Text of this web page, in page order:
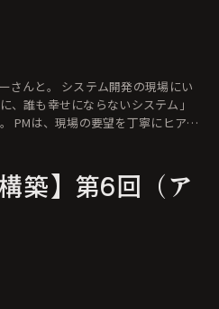
発の現場にい
、誰も幸せにならないシステム」
アリ
築】第6回（ア